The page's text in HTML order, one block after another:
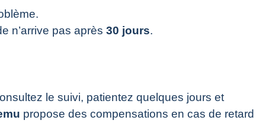
n’arrive pas après 30 jours.
le suivi, patientez quelques jours et
propose des compensations en cas de retard